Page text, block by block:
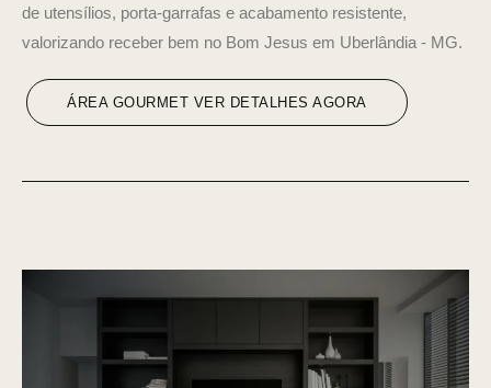
de utensílios, porta-garrafas e acabamento resistente,
valorizando receber bem no Bom Jesus em Uberlândia - MG.
ÁREA GOURMET VER DETALHES AGORA